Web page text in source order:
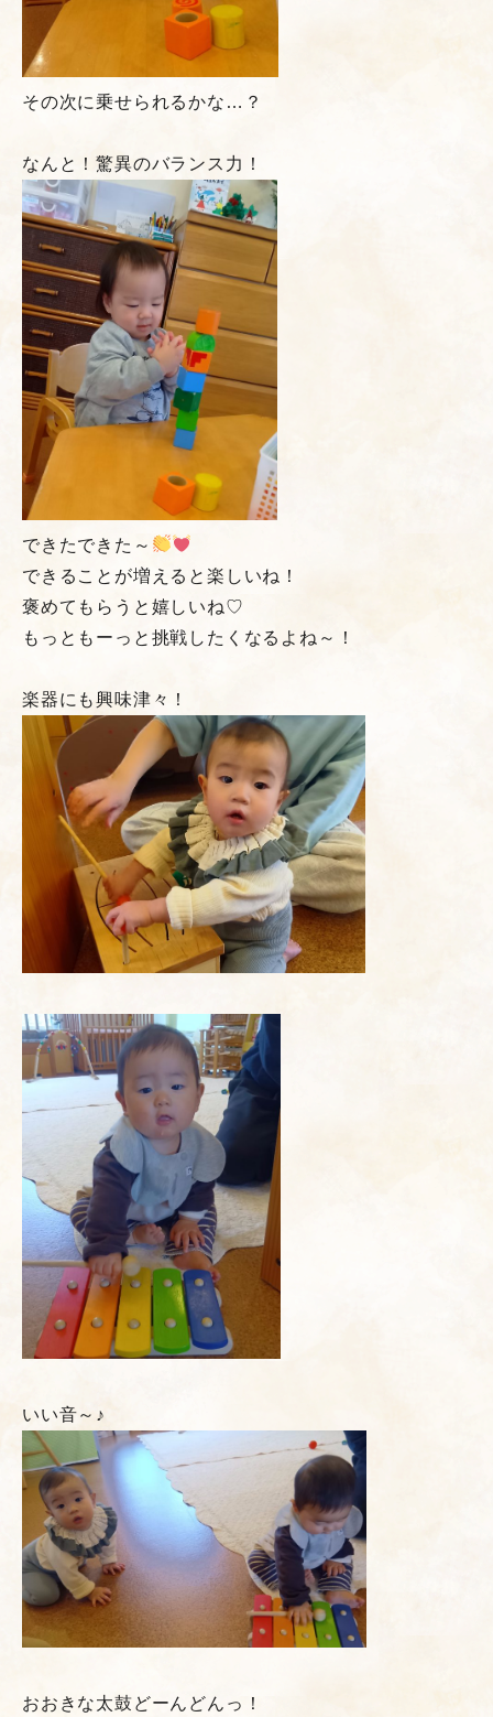
その次に乗せられるかな…？
なんと！驚異のバランス力！
できたできた～
できることが増えると楽しいね！
褒めてもらうと嬉しいね♡
もっともーっと挑戦したくなるよね～！
楽器にも興味津々！
いい音～♪
おおきな太鼓どーんどんっ！